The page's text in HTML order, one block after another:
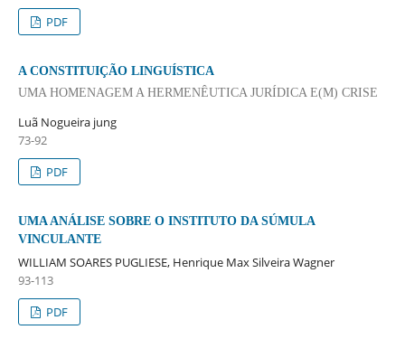
PDF
A CONSTITUIÇÃO LINGUÍSTICA
UMA HOMENAGEM A HERMENÊUTICA JURÍDICA E(M) CRISE
Luã Nogueira jung
73-92
PDF
UMA ANÁLISE SOBRE O INSTITUTO DA SÚMULA
VINCULANTE
WILLIAM SOARES PUGLIESE, Henrique Max Silveira Wagner
93-113
PDF